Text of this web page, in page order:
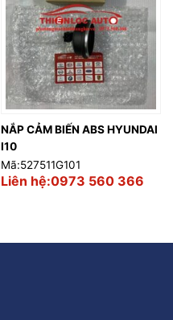
NẮP CẢM BIẾN ABS HYUNDAI
I10
Mã:527511G101
Liên hệ:0973 560 366